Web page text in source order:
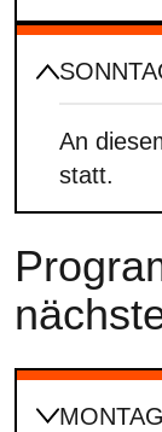
An
statt.